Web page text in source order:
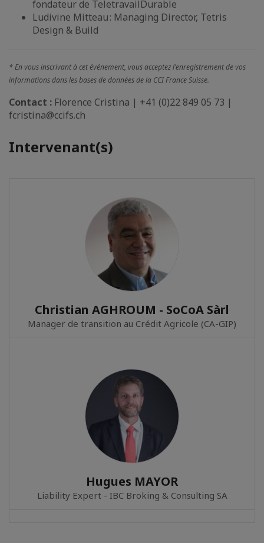
fondateur de TeletravailDurable
Ludivine Mitteau : Managing Director, Tetris
Design & Build
* En vous inscrivant à cet événement, vous acceptez l'enregistrement de vos
informations dans les bases de données de la CCI France Suisse.
Contact : Florence Cristina | +41 (0)22 849 05 73 |
fcristina@ccifs.ch
Intervenant(s)
Christian AGHROUM - SoCoA Sàrl
Manager de transition au Crédit Agricole (CA-GIP)
Hugues MAYOR
Liability Expert - IBC Broking & Consulting SA